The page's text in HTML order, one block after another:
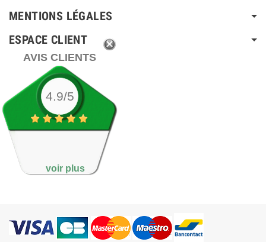
MENTIONS LÉGALES
ESPACE CLIENT
AVIS CLIENTS
4.9/5
voir plus